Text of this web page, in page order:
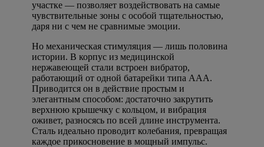
участке — позволяет воздействовать на самые
чувствительные зоны с особой тщательностью,
даря ни с чем не сравнимые эмоции.
Но механическая стимуляция — лишь половина
истории. В корпус из медицинской
нержавеющей стали встроен вибратор,
работающий от одной батарейки типа ААА.
Приводится он в действие простым и
элегантным способом: достаточно закрутить
верхнюю крышечку с кольцом, и вибрация
оживет, разносясь по всей длине инструмента.
Сталь идеально проводит колебания, превращая
каждое прикосновение в мощный импульс.